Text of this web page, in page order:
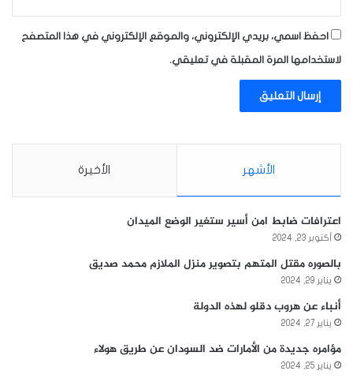
احفظ اسمي، بريدي الإلكتروني، والموقع الإلكتروني في هذا المتصفح
لاستخدامها المرة المقبلة في تعليقي.
الأشهر الأخيرة
اعترافات ضابط امن أسير ستغير الوضع الميدان
أكتوبر 23, 2024
بالصوره مقتل المتهم بتصوير منزل الملازم محمد صديق
يناير 29, 2024
أنباء عن هروب دقلو لهذه الدولة
يناير 27, 2024
مؤامره جديدة من الأمارات ضد السودان عن طريق هولاء
يناير 25, 2024